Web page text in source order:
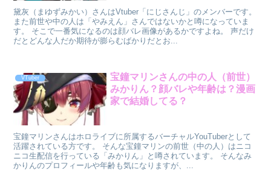
黛灰（まゆずみかい）さんはVtuber「にじさんじ」のメンバーです。
また前世や中の人は「やみえん」さんではないかと噂になっていま
す。 そこで一番気になるのは顔バレ画像があるかですよね。 声だけ
だとどんな人だか期待が膨らむばかりだとお...
VTuber
宝鐘マリンさんの中の人（前世）
みかりん？顔バレや年齢は？漫画
家で結婚してる？
宝鐘マリンさんはホロライブに所属するバーチャルYouTuberとして
活躍されている方です。 そんな宝鐘マリンの前世（中の人）はニコ
ニコ生配信を行っている「みかりん」と噂されています。 そんなみ
かりんのプロフィールや年齢も気になりますが、...